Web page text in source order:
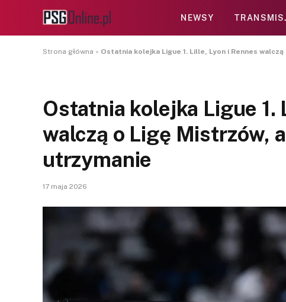
NEWSY
Strona główna » Ostatnia kolejka Ligue 1. Lille, Lyon i Rennes
Ostatnia kolejka Ligue 1.
walczą o Ligę Mistrzów,
utrzymanie
17 maja 2026